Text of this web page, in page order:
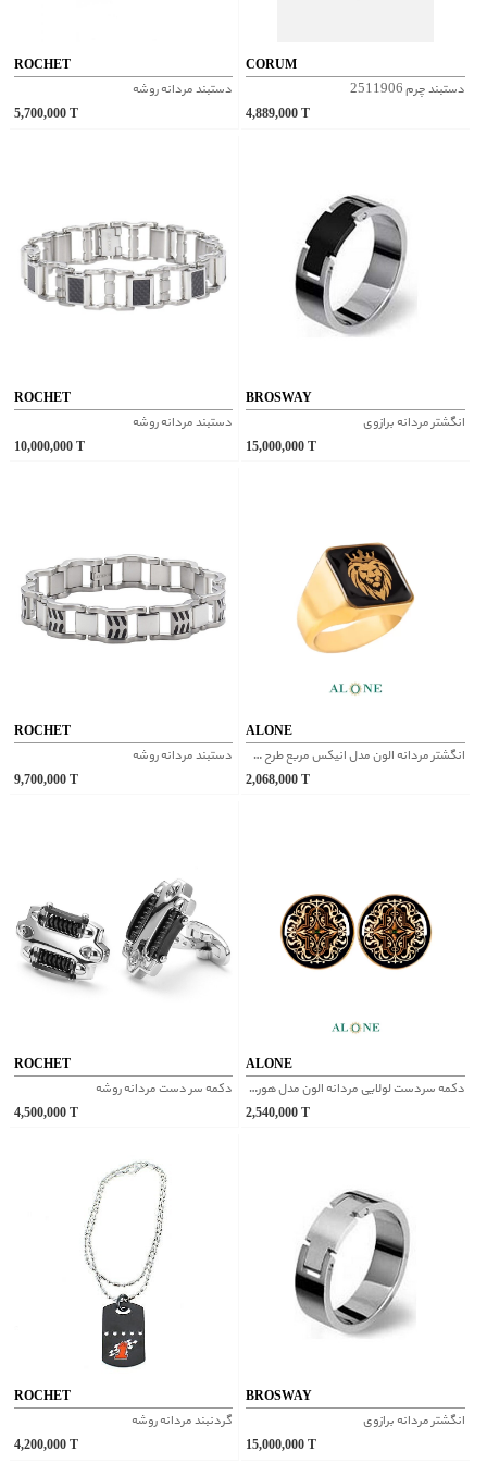
ROCHET
دستبند مردانه روشه
5,700,000
CORUM
دستبند چرم 2511906
4,889,000
ROCHET
دستبند مردانه روشه
10,000,000
BROSWAY
انگشتر مردانه برازوی
15,000,000
ROCHET
دستبند مردانه روشه
9,700,000
ALONE
انگشتر مردانه الون مدل انیکس مربع طرح شیر
2,068,000
ROCHET
دکمه سر دست مردانه روشه
4,500,000
ALONE
دکمه سردست لولایی مردانه الون مدل هورام
2,540,000
ROCHET
گردنبند مردانه روشه
4,200,000
BROSWAY
انگشتر مردانه برازوی
15,000,000